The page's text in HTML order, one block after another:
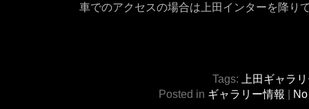
車でのアクセスの場合は上田インターを降り
Tags:
上田ギャラ
Posted in ギャラリー情報 |